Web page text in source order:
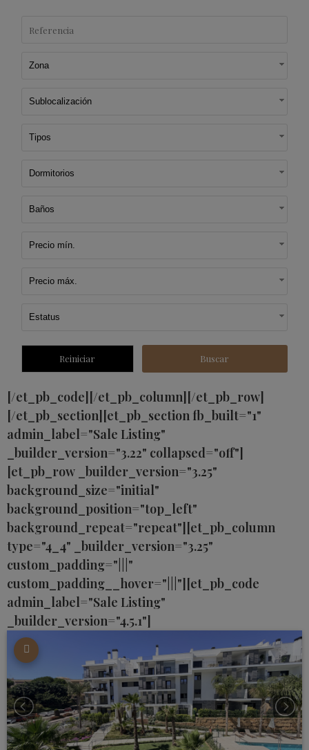
Zona
Sublocalización
Tipos
Dormitorios
Baños
Precio mín.
Precio máx.
Estatus
[/et_pb_code][/et_pb_column][/et_pb_row]
[/et_pb_section][et_pb_section fb_built="1"
admin_label="Sale Listing"
_builder_version="3.22" collapsed="off"]
[et_pb_row _builder_version="3.25"
background_size="initial"
background_position="top_left"
background_repeat="repeat"][et_pb_column
type="4_4" _builder_version="3.25"
custom_padding="|||"
custom_padding__hover="|||"][et_pb_code
admin_label="Sale Listing"
_builder_version="4.5.1"]